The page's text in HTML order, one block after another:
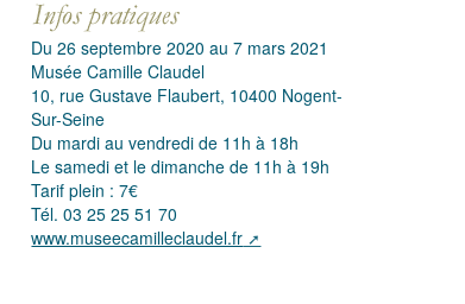
Du 26 septembre 2020 au 7 mars 2021
Musée Camille Claudel
10, rue Gustave Flaubert, 10400 Nogent-
Sur-Seine
Du mardi au vendredi de 11h à 18h
Le samedi et le dimanche de 11h à 19h
Tarif plein : 7€
Tél. 03 25 25 51 70
www.museecamilleclaudel.fr